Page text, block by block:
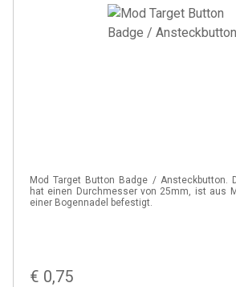
Mod Target Button Badge / Ansteckbutton.
hat einen Durchmesser von 25mm, ist aus
einer Bogennadel befestigt.
€ 0,75